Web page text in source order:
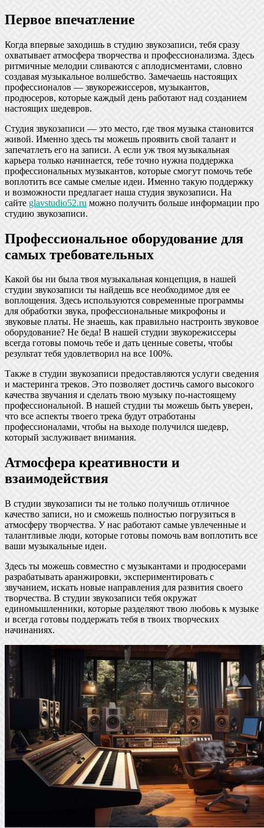
Первое впечатление
Когда впервые заходишь в студию звукозаписи, тебя сразу
охватывает атмосфера творчества и профессионализма. Здесь
ритмичные мелодии сливаются с аплодисментами, словно
создавая музыкальное волшебство. Замечаешь настоящих
профессионалов — звукорежиссеров, музыкантов,
продюсеров, которые каждый день работают над созданием
настоящих шедевров.
Студия звукозаписи — это место, где твоя музыка становится
живой. Именно здесь ты можешь проявить свой талант и
запечатлеть его на записи. А если уж твоя музыкальная
карьера только начинается, тебе точно нужна поддержка
профессиональных музыкантов, которые смогут помочь тебе
воплотить все самые смелые идеи. Именно такую поддержку
и возможности предлагает наша студия звукозаписи. На
сайте glavstudio52.ru можно получить больше информации про
студию звукозаписи.
Профессиональное оборудование для
самых требовательных
Какой бы ни была твоя музыкальная концепция, в нашей
студии звукозаписи ты найдешь все необходимое для ее
воплощения. Здесь используются современные программы
для обработки звука, профессиональные микрофоны и
звуковые платы. Не знаешь, как правильно настроить звуковое
оборудование? Не беда! В нашей студии звукорежиссеры
всегда готовы помочь тебе и дать ценные советы, чтобы
результат тебя удовлетворил на все 100%.
Также в студии звукозаписи предоставляются услуги сведения
и мастеринга треков. Это позволяет достичь самого высокого
качества звучания и сделать твою музыку по-настоящему
профессиональной. В нашей студии ты можешь быть уверен,
что все аспекты твоего трека будут отработаны
профессионалами, чтобы на выходе получился шедевр,
который заслуживает внимания.
Атмосфера креативности и
взаимодействия
В студии звукозаписи ты не только получишь отличное
качество записи, но и сможешь полностью погрузиться в
атмосферу творчества. У нас работают самые увлеченные и
талантливые люди, которые готовы помочь вам воплотить все
ваши музыкальные идеи.
Здесь ты можешь совместно с музыкантами и продюсерами
разрабатывать аранжировки, экспериментировать с
звучанием, искать новые направления для развития своего
творчества. В студии звукозаписи тебя окружат
единомышленники, которые разделяют твою любовь к музыке
и всегда готовы поддержать тебя в твоих творческих
начинаниях.